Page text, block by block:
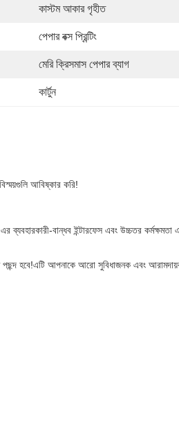
কাস্টম আকার গৃহীত
পেপার বক্স প্রিন্টিং
মেরি ক্রিসমাস পেপার ব্যাগ
কার্টুন
আবিষ্কার করি!
বান্ধব ইন্টারফেস এবং উচ্চতর
হবে!এটি আপনাকে আরো সুবিধাজনক এবং